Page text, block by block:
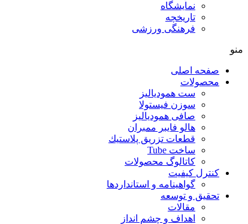
نمایشگاه
تاريخچه
فرهنگی ورزشی
منو
صفحه اصلی
محصولات
ست همودیالیز
سوزن فیستولا
صافی همودیالیز
هالو فایبر ممبران
قطعات تزريق پلاستيك
ساخت Tube
کاتالوگ محصولات
کنترل کیفیت
گواهينامه و استانداردها
تحقيق و توسعه
مقالات
اهداف و چشم انداز